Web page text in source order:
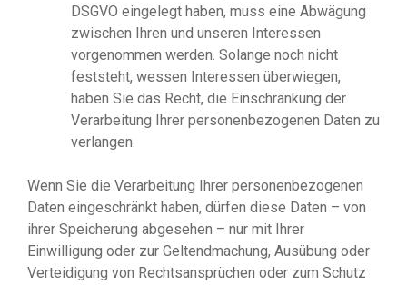
DSGVO eingelegt haben, muss eine Abwägung
zwischen Ihren und unseren Interessen
vorgenommen werden. Solange noch nicht
feststeht, wessen Interessen überwiegen,
haben Sie das Recht, die Einschränkung der
Verarbeitung Ihrer personenbezogenen Daten zu
verlangen.
Wenn Sie die Verarbeitung Ihrer personenbezogenen
Daten eingeschränkt haben, dürfen diese Daten – von
ihrer Speicherung abgesehen – nur mit Ihrer
Einwilligung oder zur Geltendmachung, Ausübung oder
Verteidigung von Rechtsansprüchen oder zum Schutz